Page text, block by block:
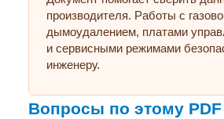
производителя. Работы с
дымоудалением, платами
и сервисными режимами
инженеру.
Вопросы по этому PDF